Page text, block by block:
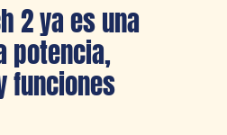
2 ya es una
potencia,
funciones